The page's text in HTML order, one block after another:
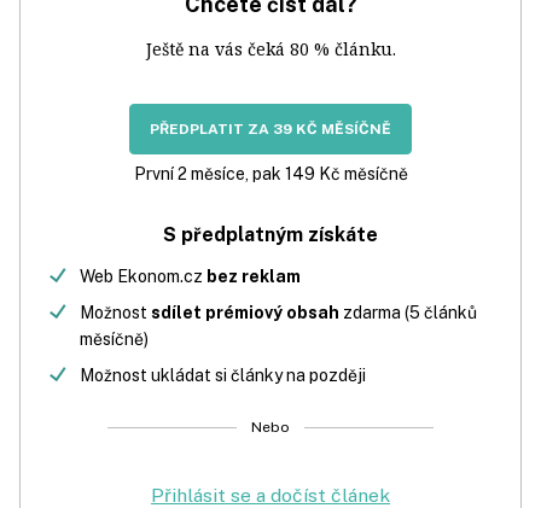
Ještě na vás čeká 80 % článku.
PŘEDPLATIT ZA 39 KČ MĚSÍČNĚ
První 2 měsíce, pak 149 Kč měsíčně
S předplatným získáte
Web Ekonom.cz bez reklam
Možnost sdílet prémiový obsah zdarma (5 článků
měsíčně)
Možnost ukládat si články na později
Nebo
Přihlásit se a dočíst článek